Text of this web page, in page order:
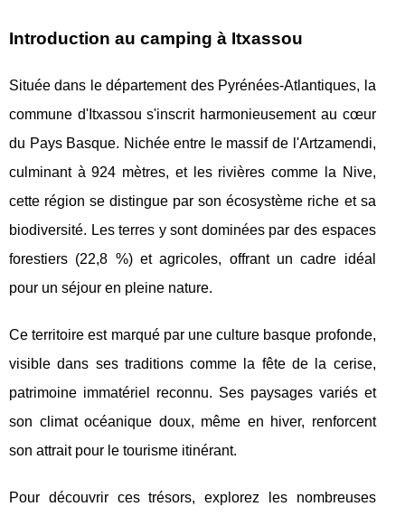
Introduction au camping à Itxassou
Située dans le département des Pyrénées-Atlantiques, la
commune d'Itxassou s'inscrit harmonieusement au cœur
du Pays Basque. Nichée entre le massif de l'Artzamendi,
culminant à 924 mètres, et les rivières comme la Nive,
cette région se distingue par son écosystème riche et sa
biodiversité. Les terres y sont dominées par des espaces
forestiers (22,8 %) et agricoles, offrant un cadre idéal
pour un séjour en pleine nature.
Ce territoire est marqué par une culture basque profonde,
visible dans ses traditions comme la fête de la cerise,
patrimoine immatériel reconnu. Ses paysages variés et
son climat océanique doux, même en hiver, renforcent
son attrait pour le tourisme itinérant.
Pour découvrir ces trésors, explorez les nombreuses